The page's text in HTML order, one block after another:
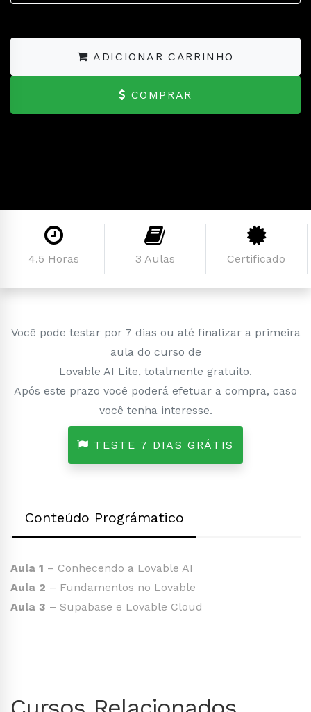
ADICIONAR CARRINHO
COMPRAR
4.5 Horas 3 Aulas Certificado
Você pode testar por 7 dias ou até finalizar a primeira
aula do curso de
Lovable AI Lite, totalmente gratuito.
Após este prazo você poderá efetuar a compra, caso
você tenha interesse.
TESTE 7 DIAS GRÁTIS
Conteúdo Prográmatico
Aula 1 – Conhecendo a Lovable AI
Aula 2 – Fundamentos no Lovable
Aula 3 – Supabase e Lovable Cloud